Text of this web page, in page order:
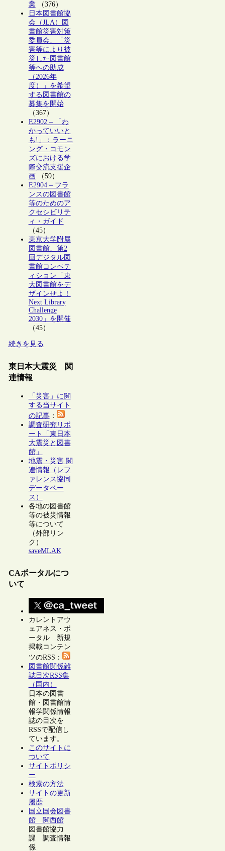
業（376）
日本図書館協
会（JLA）図
書館災害対策
委員会、「災
害等により被
災した図書館
等への助成
（2026年
度）」を希望
する図書館の
募集を開始
（367）
E2902 – 「わ
かっていいと
も!」：ラーニ
ング・コモン
ズにおける学
際交流支援企
画 （59）
E2904 – フラ
ンスの図書館
等のためのア
クセシビリテ
ィ・ガイド
（45）
東京大学附属
図書館、第2
回デジタル図
書館コンペテ
ィション「東
大図書館をデ
ザインせよ！
Next Library
Challenge
2030」を開催
（45）
続きを見る
東日本大震災 関
連情報
「災害」に関
する当サイト
の記事：
調査研究リポ
ート「東日本
大震災と図書
館」
地震・災害 関
連情報（レフ
ァレンス協同
データベー
ス）
各地の図書館
等の被災情報
等について
（外部リン
ク）
saveMLAK
CAポータルにつ
いて
カレントアウ
ェアネス・ポ
ータル 新規
掲載コンテン
ツのRSS：
図書館関係雑
誌目次RSS集
（国内）
日本の図書
館・図書館情
報学関係情報
誌の目次を
RSSで配信し
ています。
このサイトに
ついて
サイトポリシ
ー
検索の方法
サイトの更新
履歴
国立国会図書
館 関西館
図書館協力
課 調査情報
係